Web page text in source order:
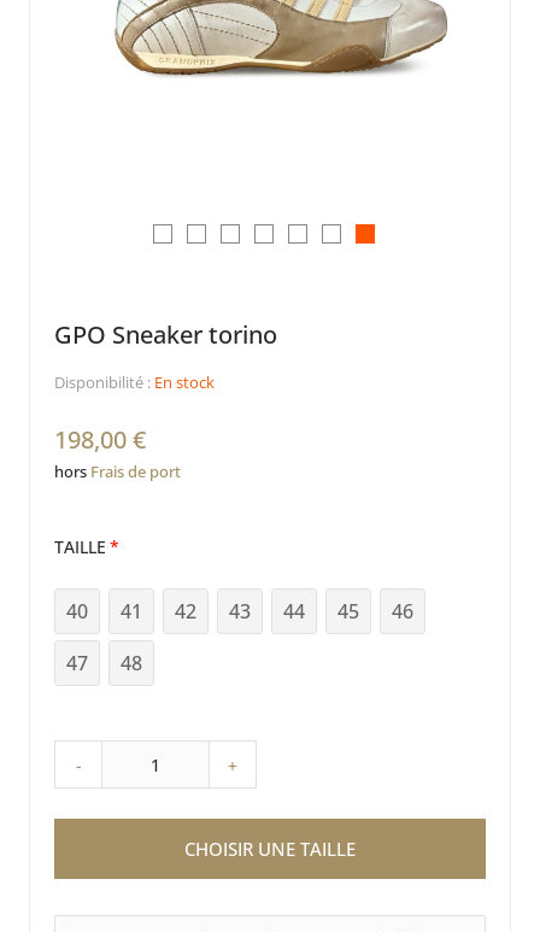
GPO Sneaker torino
Disponibilité : En stock
198,00 €
hors Frais de port
TAILLE
40 41 42 43 44 45
46
47
48
- +
CHOISIR UNE TAILLE